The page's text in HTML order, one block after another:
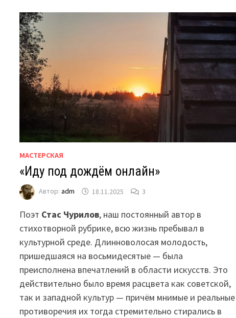
МАСТЕРСКАЯ
«Иду под дождём онлайн»
Автор:adm 18.11.2025 3
Поэт Стас Чурилов, наш постоянный автор в
стихотворной рубрике, всю жизнь пребывал в
культурной среде. Длинноволосая молодость,
пришедшаяся на восьмидесятые — была
преисполнена впечатлений в области искусств. Это
действительно было время расцвета как советской,
так и западной культур — причём мнимые и реальные
противоречия их тогда стремительно стирались в